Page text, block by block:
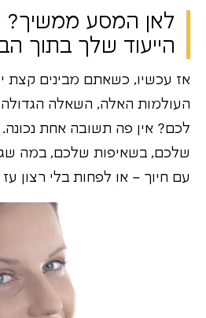
לאן המסע ממשיך?
הייעוד שלך בתוך
אז עכשיו, כשאתם מבינים קצת
העולמות האלה, השאלה
לכם? אין פה תשובה אחת נכונה.
שלכם, בשאיפות שלכם, במה
עם חיוך – או לפחות בלי רצון